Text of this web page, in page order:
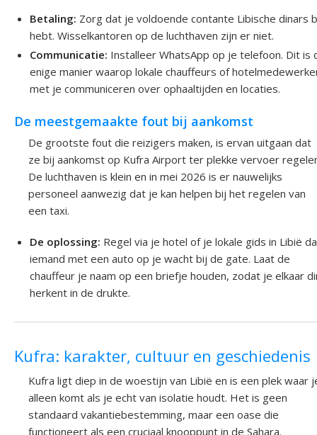
Betaling: Zorg dat je voldoende contante Libische dinars
hebt. Wisselkantoren op de luchthaven zijn er niet.
Communicatie: Installeer WhatsApp op je telefoon. Dit is
enige manier waarop lokale chauffeurs of
met je communiceren over ophaaltijden en locaties.
De meestgemaakte fout bij aankomst
De grootste fout die reizigers maken, is ervan uitgaan dat
ze bij aankomst op Kufra Airport ter plekke vervoer
De luchthaven is klein en in mei 2026 is er nauwelijks
personeel aanwezig dat je kan helpen bij het regelen van
een taxi.
De oplossing: Regel via je hotel of je lokale gids in Libië
iemand met een auto op je wacht bij de gate. Laat de
chauffeur je naam op een briefje houden, zodat je elkaar
herkent in de drukte.
Kufra: karakter, cultuur en geschiedenis
Kufra ligt diep in de woestijn van Libië en is een plek waar
alleen komt als je echt van isolatie houdt. Het is geen
standaard vakantiebestemming, maar een oase die
functioneert als een cruciaal knooppunt in de Sahara.